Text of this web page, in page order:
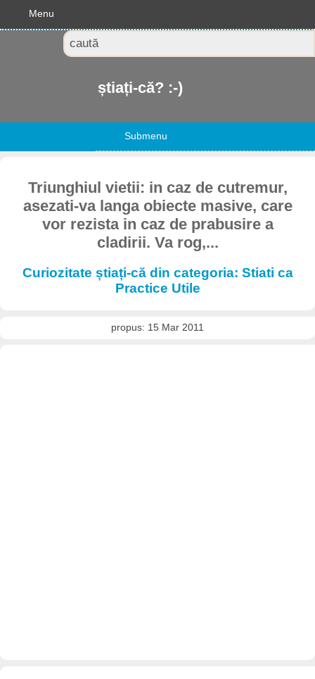
Menu
știați-că? :-)
Submenu
Triunghiul vietii: in caz de cutremur,
asezati-va langa obiecte masive, care
vor rezista in caz de prabusire a
cladirii. Va rog,...
Curiozitate știați-că din categoria: Stiati ca
Practice Utile
propus: 15 Mar 2011